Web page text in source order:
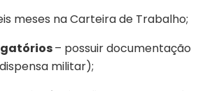
meses na Carteira de Trabalho;
– possuir documentação
militar);